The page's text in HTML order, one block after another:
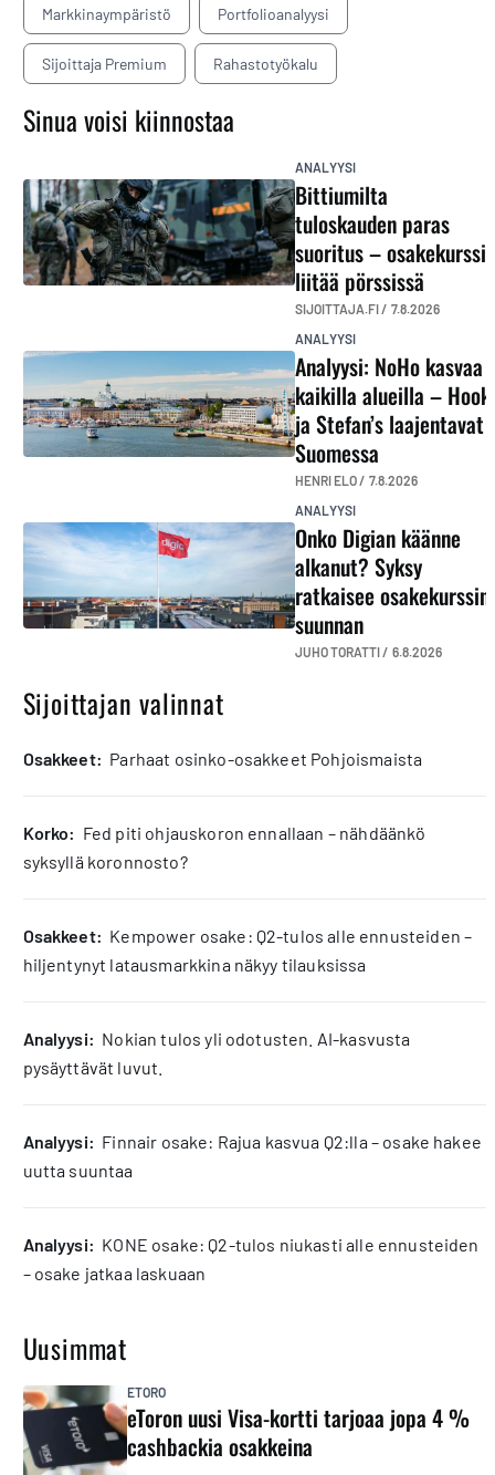
Markkinaympäristö Portfolioanalyysi
Sijoittaja Premium Rahastotyökalu
Sinua voisi kiinnostaa
ANALYYSI
Bittiumilta
tuloskauden paras
suoritus – osakekurssi
liitää pörssissä
SIJOITTAJA.FI / 7.8.2026
ANALYYSI
Analyysi: NoHo kasvaa
kaikilla alueilla – Hook
ja Stefan’s laajentavat
Suomessa
HENRI ELO / 7.8.2026
ANALYYSI
Onko Digian käänne
alkanut? Syksy
ratkaisee osakekurssin
suunnan
JUHO TORATTI / 6.8.2026
Sijoittajan valinnat
osakkeet: Parhaat osinko-osakkeet Pohjoismaista
korko: Fed piti ohjauskoron ennallaan – nähdäänkö
syksyllä koronnosto?
osakkeet: Kempower osake: Q2-tulos alle ennusteiden –
hiljentynyt latausmarkkina näkyy tilauksissa
analyysi: Nokian tulos yli odotusten. AI-kasvusta
pysäyttävät luvut.
analyysi: Finnair osake: Rajua kasvua Q2:lla – osake hakee
uutta suuntaa
analyysi: KONE osake: Q2-tulos niukasti alle ennusteiden
– osake jatkaa laskuaan
Uusimmat
ETORO
eToron uusi Visa-kortti tarjoaa jopa 4 %
cashbackia osakkeina